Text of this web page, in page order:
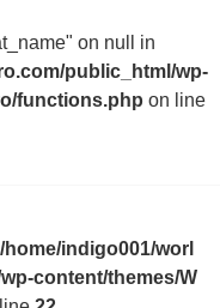
on null in
public_html/wp-
functions.php on line
/home/indigo001/worl
content/themes/W